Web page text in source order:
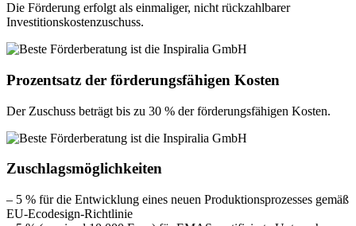
Die Förderung erfolgt als einmaliger, nicht rückzahlbarer
Investitionskostenzuschuss.
Prozentsatz der förderungsfähigen Kosten
Der Zuschuss beträgt bis zu 30 % der förderungsfähigen Kosten.
Zuschlagsmöglichkeiten
– 5 % für die Entwicklung eines neuen Produktionsprozesses gemäß
EU-Ecodesign-Richtlinie